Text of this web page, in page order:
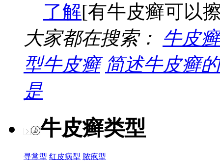
了解[有牛皮癣可以
大家都在搜索： 牛皮
型牛皮癣 简述牛皮癣
是
牛皮癣类型
寻常型 红皮病型 脓疱型